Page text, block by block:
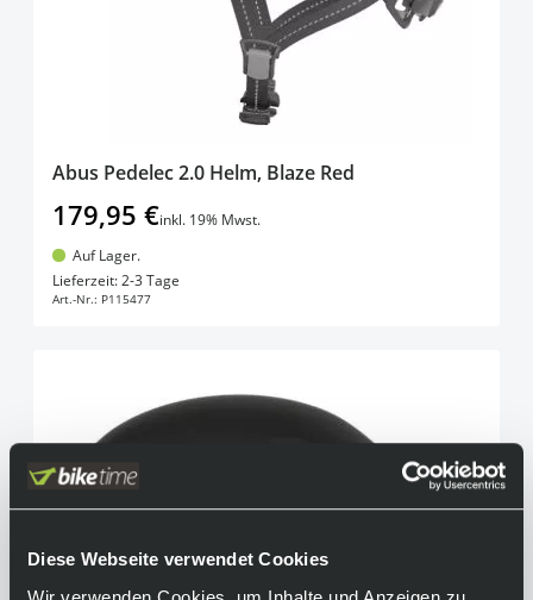
Diese Webseite verwendet Cookies
Abus Pedelec 2.0 Helm, Blaze Red
179,95 €inkl. 19% Mwst.
Auf Lager.
Lieferzeit: 2-3 Tage
Art.-Nr.: P115477